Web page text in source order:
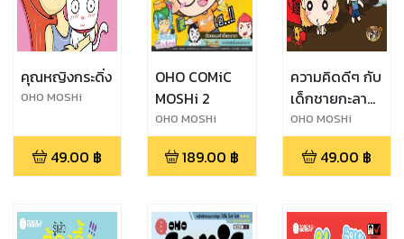
คุณหญิงกระดิ่ง
OHO MOSHi
49.00 ฿
OHO COMiC
MOSHi 2
OHO MOSHi
GaNG
189.00 ฿
ความคิดดีๆ กับ
เด็กชายกะลา
Mini Story 1
OHO MOSHi
GaNG
49.00 ฿